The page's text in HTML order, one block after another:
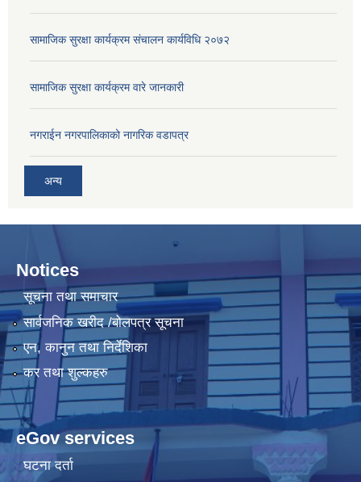
सामाजिक सुरक्षा कार्यक्रम संचालन कार्यविधि २०७२
सामाजिक सुरक्षा कार्यक्रम वारे जानकारी
नगराईन नगरपालिकाको नागरिक वडापत्र
अन्य
Notices
सूचना तथा समाचार
सार्वजनिक खरीद /बोलपत्र सूचना
एन, कानुन तथा निर्देशिका
कर तथा शुल्कहरु
eGov services
घटना दर्ता